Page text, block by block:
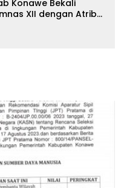
Konawe Bekali
XII dengan Atribut